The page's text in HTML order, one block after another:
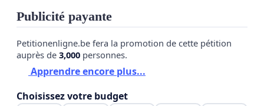
Publicité payante
Petitionenligne.be fera la promotion de cette pétition
auprès de 3,000 personnes.
Apprendre encore plus...
Choisissez votre budget